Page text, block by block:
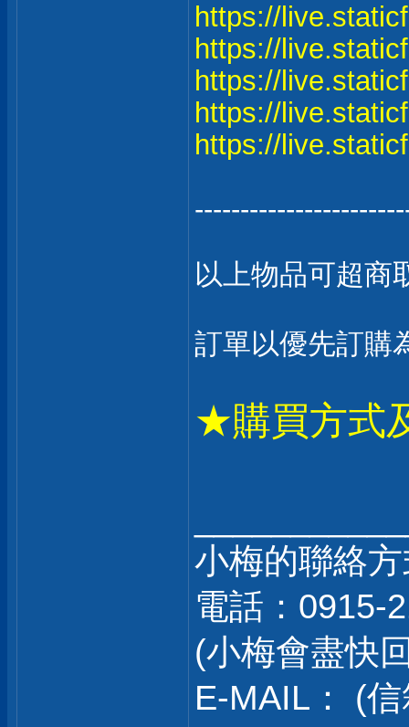
https://
https://
https://
https://
https://
以上物品可超商
訂單以優先訂購
★購買方式
小梅的聯絡
電話：0915-
(小梅會盡快
E-MAIL： (